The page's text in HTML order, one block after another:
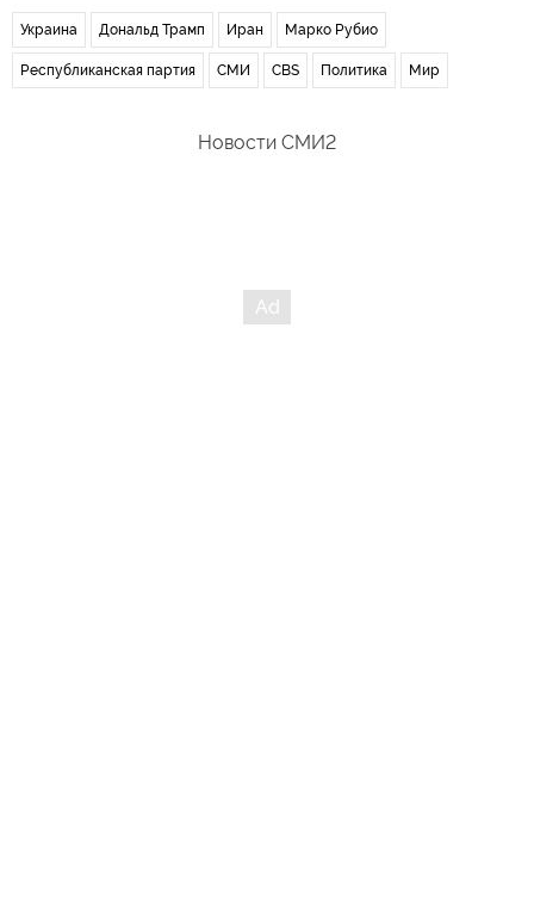
Украина Дональд Трамп Иран Марко Рубио
Республиканская партия СМИ CBS Политика Мир
Новости СМИ2